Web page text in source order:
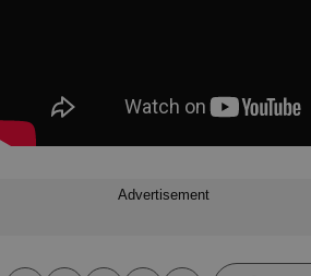
Advertisement